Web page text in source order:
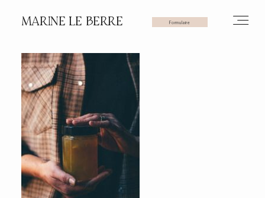
MARINE LE BERRE Formulaire
HOME
PHOTOS